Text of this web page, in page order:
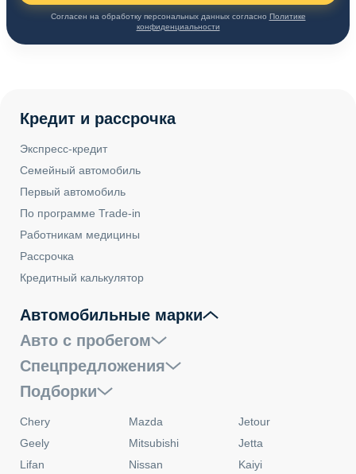
Согласен на обработку персональных данных согласно Политике
конфиденциальности
Кредит и рассрочка
Экспресс-кредит
Семейный автомобиль
Первый автомобиль
По программе Trade-in
Работникам медицины
Рассрочка
Кредитный калькулятор
Автомобильные марки
Авто с пробегом
Спецпредложения
Подборки
Chery
Geely
Lifan
Mazda
Mitsubishi
Nissan
Jetour
Jetta
Kaiyi